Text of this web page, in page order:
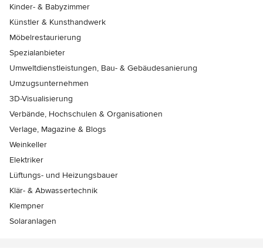
Kinder- & Babyzimmer
Künstler & Kunsthandwerk
Möbelrestaurierung
Spezialanbieter
Umweltdienstleistungen, Bau- & Gebäudesanierung
Umzugsunternehmen
3D-Visualisierung
Verbände, Hochschulen & Organisationen
Verlage, Magazine & Blogs
Weinkeller
Elektriker
Lüftungs- und Heizungsbauer
Klär- & Abwassertechnik
Klempner
Solaranlagen